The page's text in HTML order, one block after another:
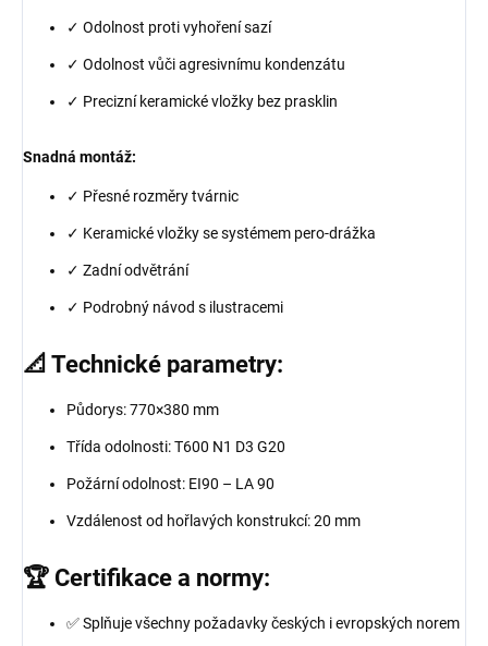
✓ Odolnost proti vyhoření sazí
✓ Odolnost vůči agresivnímu kondenzátu
✓ Precizní keramické vložky bez prasklin
Snadná montáž:
✓ Přesné rozměry tvárnic
✓ Keramické vložky se systémem pero-drážka
✓ Zadní odvětrání
✓ Podrobný návod s ilustracemi
📐 Technické parametry:
Půdorys: 770×380 mm
Třída odolnosti: T600 N1 D3 G20
Požární odolnost: EI90 – LA 90
Vzdálenost od hořlavých konstrukcí: 20 mm
🏆 Certifikace a normy:
✅ Splňuje všechny požadavky českých i evropských norem